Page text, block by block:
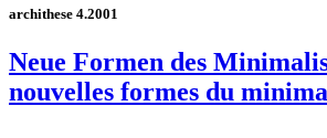
archithese 4.2001
Neue Formen des
nouvelles formes du